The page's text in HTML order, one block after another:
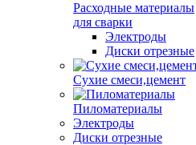
Расходные материалы
для сварки
Электроды
Диски отрезные
Сухие смеси,цемент
Пиломатериалы
Электроды
Диски отрезные